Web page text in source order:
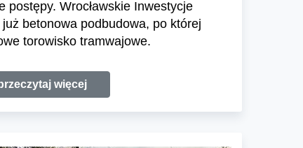
postępy. Wrocławskie Inwestycje
betonowa podbudowa, po której
torowisko tramwajowe.
więcej